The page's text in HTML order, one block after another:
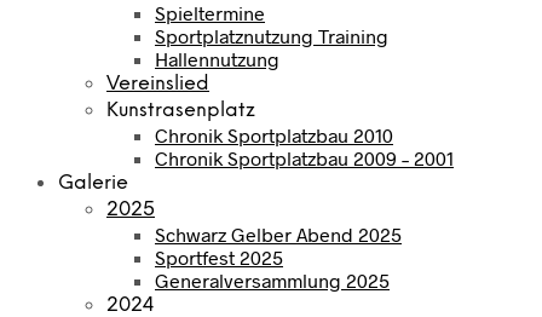
Spieltermine
Sportplatznutzung Training
Hallennutzung
Vereinslied
Kunstrasenplatz
Chronik Sportplatzbau 2010
Chronik Sportplatzbau 2009 – 2001
Galerie
2025
Schwarz Gelber Abend 2025
Sportfest 2025
Generalversammlung 2025
2024